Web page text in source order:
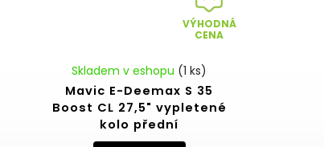
VÝHODNÁ
CENA
Mavic E-Deemax S 35
Boost CL 27,5" vypletené
kolo přední
Skladem v eshopu (1 ks)